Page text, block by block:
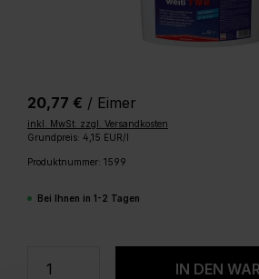
20,77 € / Eimer
inkl. MwSt. zzgl. Versandkosten
Grundpreis: 4,15 EUR/l
Produktnummer: 1599
Bei Ihnen in 1-2 Tagen
Produkt Anzahl: Gib
IN DEN